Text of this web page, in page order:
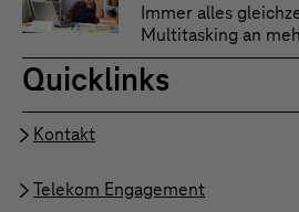
Immer alles
Multitasking an
Quicklinks
Kontakt
Telekom Engagement